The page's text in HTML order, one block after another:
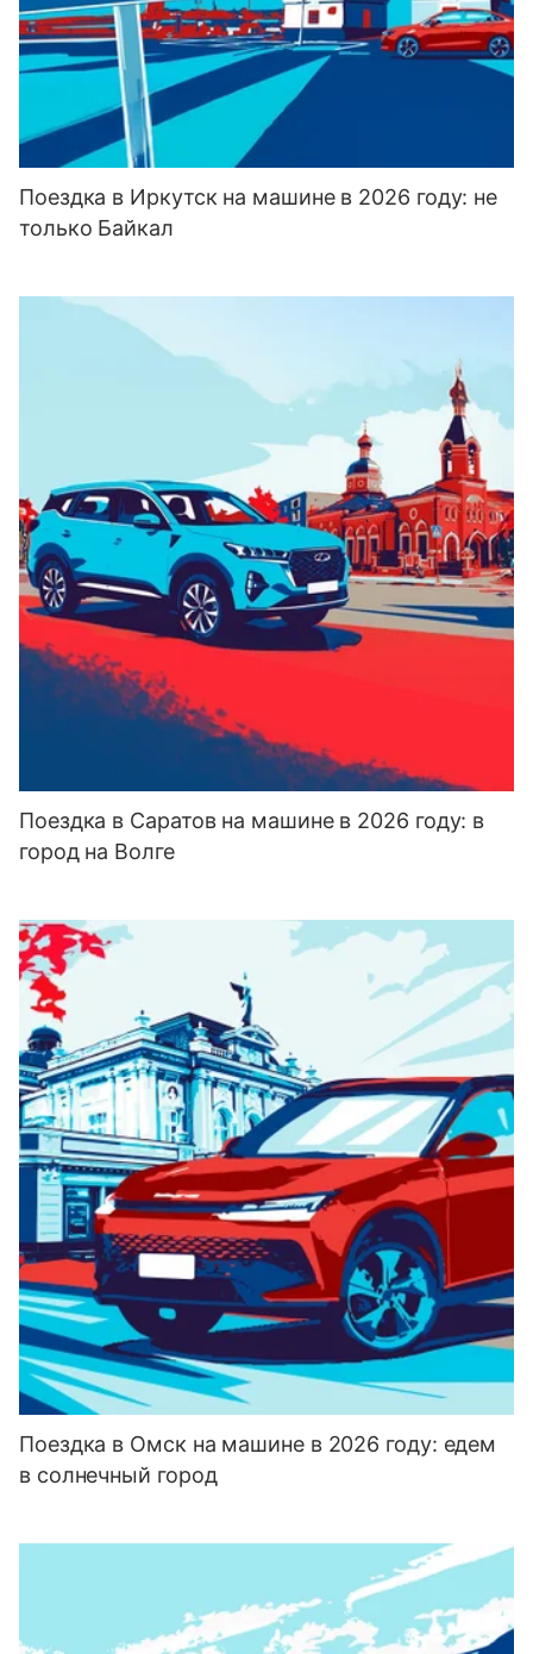
Поездка в Иркутск на машине в 2026 году: не
только Байкал
Поездка в Саратов на машине в 2026 году: в
город на Волге
Поездка в Омск на машине в 2026 году: едем
в солнечный город